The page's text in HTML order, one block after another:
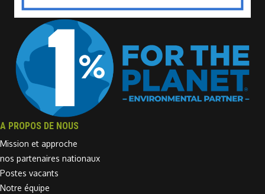
A PROPOS DE NOUS
Mission et approche
nos partenaires nationaux
Postes vacants
Notre équipe